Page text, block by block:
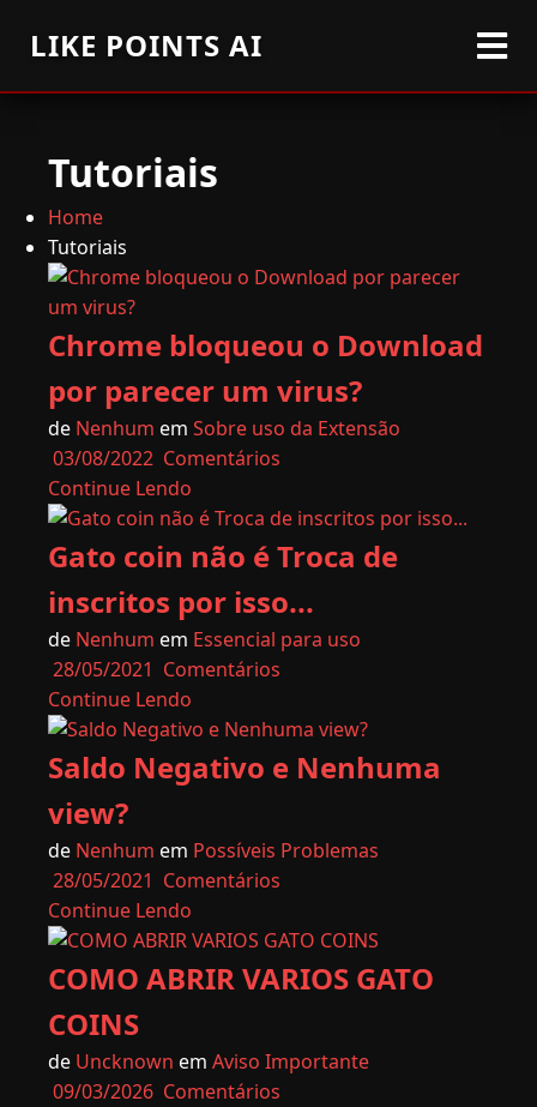
LIKE POINTS AI
Tutoriais
Home
Tutoriais
Chrome bloqueou o Download
por parecer um virus?
de Nenhum em Sobre uso da Extensão
03/08/2022 Comentários
Continue Lendo
Gato coin não é Troca de
inscritos por isso...
de Nenhum em Essencial para uso
28/05/2021 Comentários
Continue Lendo
Saldo Negativo e Nenhuma
view?
de Nenhum em Possíveis Problemas
28/05/2021 Comentários
Continue Lendo
COMO ABRIR VARIOS GATO
COINS
de Uncknown em Aviso Importante
09/03/2026 Comentários